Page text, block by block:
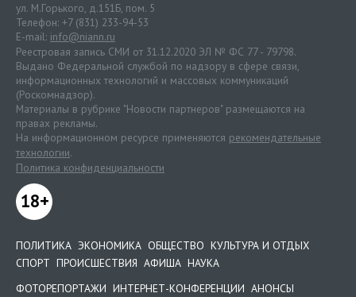
ул. М.Горького, д.151Б, пом. 5
Телефон: +7 (831) 233-94-53
E-mail: info@niann.ru
Реестровая запись СМИ от 31.12.2020 ЭЛ № ФС 77 - 79798.
Выдано Федеральной службой по надзору в сфере связи,
информационных технологий и массовых коммуникаций
(Роскомнадзор).
Материалы в рубрике "Новости партнеров" размещаются на
правах рекламы.
На информационном ресурсе применяются рекомендательные
технологии.
Политика конфиденциальности
18+
ПОЛИТИКА ЭКОНОМИКА ОБЩЕСТВО КУЛЬТУРА И ОТДЫХ
СПОРТ ПРОИСШЕСТВИЯ АФИША НАУКА
ФОТОРЕПОРТАЖИ ИНТЕРНЕТ-КОНФЕРЕНЦИИ АНОНСЫ